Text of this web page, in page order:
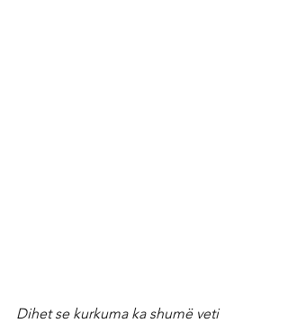
Dihet se kurkuma ka shumë veti